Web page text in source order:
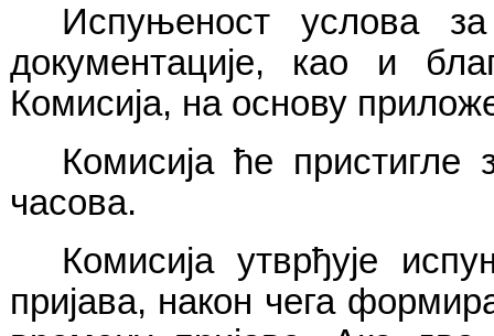
Испуњеност услова
документације, као и
Комисија, на основу
Комисија ће пристигле
часова.
Комисија утврђује
пријава, након чега